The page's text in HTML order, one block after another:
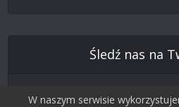
Śledź nas na
W naszym serwisie